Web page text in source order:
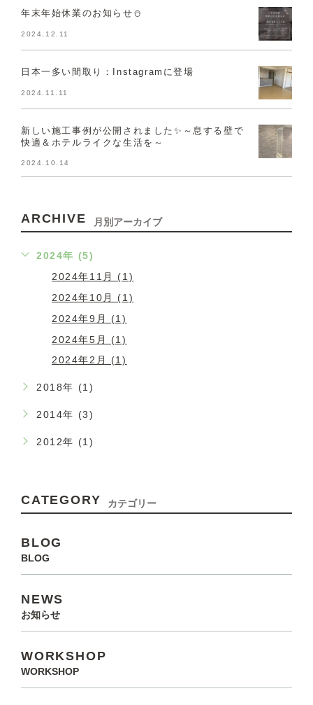
年末年始休業のお知らせ⛄
2024.12.11
日本一多い間取り：Instagramに登場
2024.11.11
新しい施工事例が公開されました✨～息する壁で
快適＆ホテルライクな生活を～
2024.10.14
ARCHIVE 月別アーカイブ
2024年 (5)
2024年11月 (1)
2024年10月 (1)
2024年9月 (1)
2024年5月 (1)
2024年2月 (1)
2018年 (1)
2014年 (3)
2012年 (1)
CATEGORY カテゴリー
BLOG
BLOG
NEWS
お知らせ
WORKSHOP
WORKSHOP